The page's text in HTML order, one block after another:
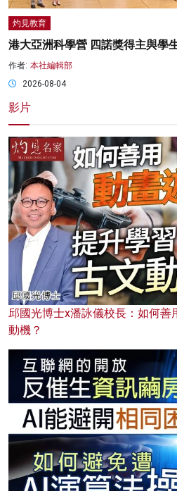
灼見教育
港大亞洲科學營 四諾獎得主與學
作者: 本社編輯部
2026-08-04
影片
邱國光博士x潘詠儀校長：如何善
動機？